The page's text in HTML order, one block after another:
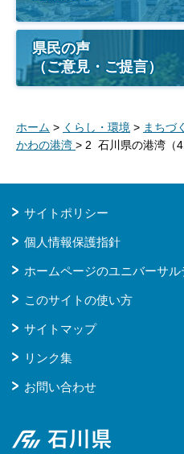
県民の声
（ご意見・ご提言）
ホーム > くらし・環境 > まちづ
かわの港湾 > 2 石川県の港湾（
サイトポリシー
個人情報保護指針
ホームページのユニバーサ
このサイトの使い方
サイトマップ
リンク集
お問い合わせ
石川県